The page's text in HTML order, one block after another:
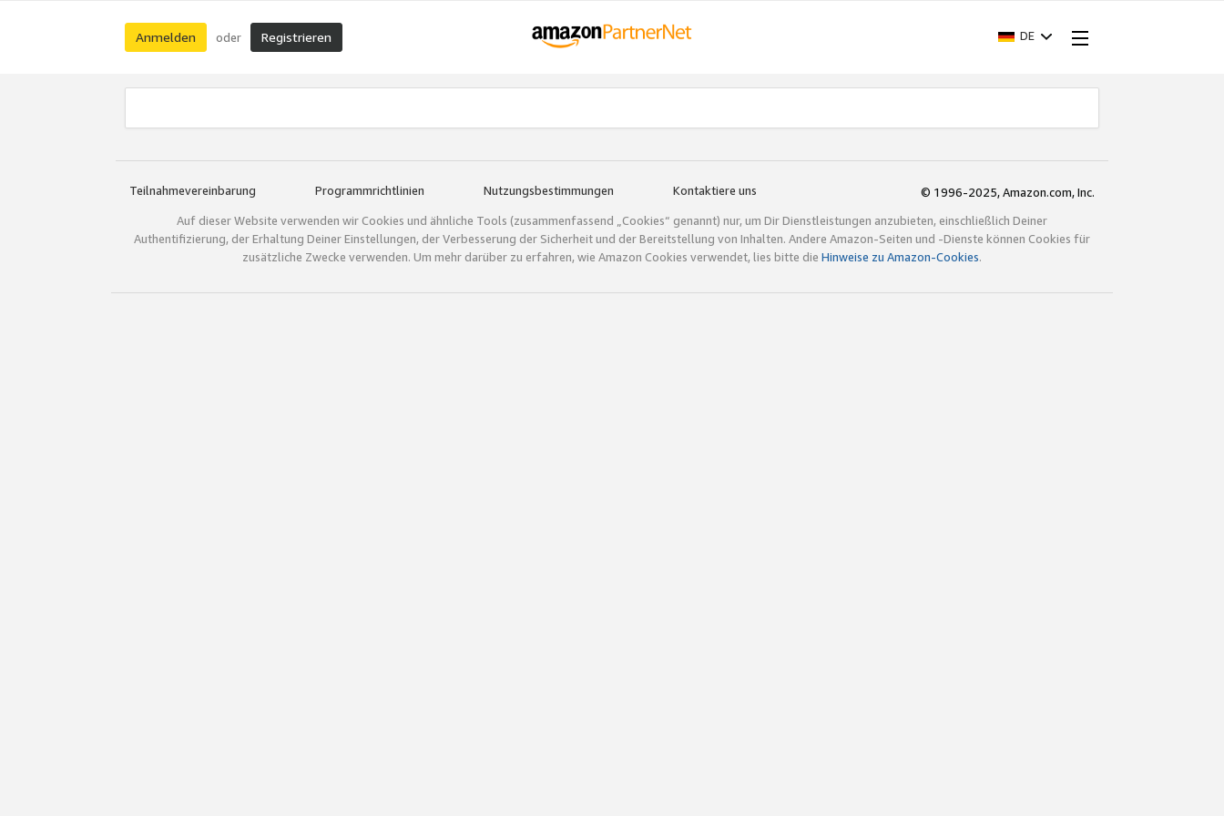
Anmelden oder Registrieren DE
Teilnahmevereinbarung Programmrichtlinien Nutzungsbestimmungen Kontaktiere uns
© 1996-2025, Amazon.com, Inc.
Auf dieser Website verwenden wir Cookies und ähnliche Tools (zusammenfassend „Cookies“ genannt) nur, um Dir Dienstleistungen anzubieten, einschließlich Deiner
Authentifizierung, der Erhaltung Deiner Einstellungen, der Verbesserung der Sicherheit und der Bereitstellung von Inhalten. Andere Amazon-Seiten und -Dienste können Cookies für
zusätzliche Zwecke verwenden. Um mehr darüber zu erfahren, wie Amazon Cookies verwendet, lies bitte die Hinweise zu Amazon-Cookies.